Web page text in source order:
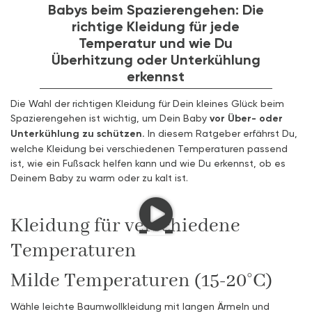
Babys beim Spazierengehen: Die
richtige Kleidung für jede
Temperatur und wie Du
Überhitzung oder Unterkühlung
erkennst
Die Wahl der richtigen Kleidung für Dein kleines Glück beim
Spazierengehen ist wichtig, um Dein Baby vor Über- oder
Unterkühlung zu schützen. In diesem Ratgeber erfährst Du,
welche Kleidung bei verschiedenen Temperaturen passend
ist, wie ein Fußsack helfen kann und wie Du erkennst, ob es
Deinem Baby zu warm oder zu kalt ist.
Kleidung für verschiedene
Temperaturen
Milde Temperaturen (15-20°C)
Wähle leichte Baumwollkleidung mit langen Ärmeln und